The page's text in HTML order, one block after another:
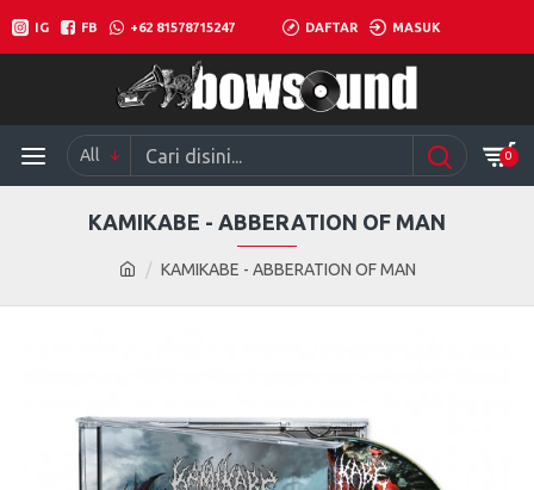
IG FB +62 81578715247 DAFTAR MASUK
All 0
KAMIKABE - ABBERATION OF MAN
KAMIKABE - ABBERATION OF MAN